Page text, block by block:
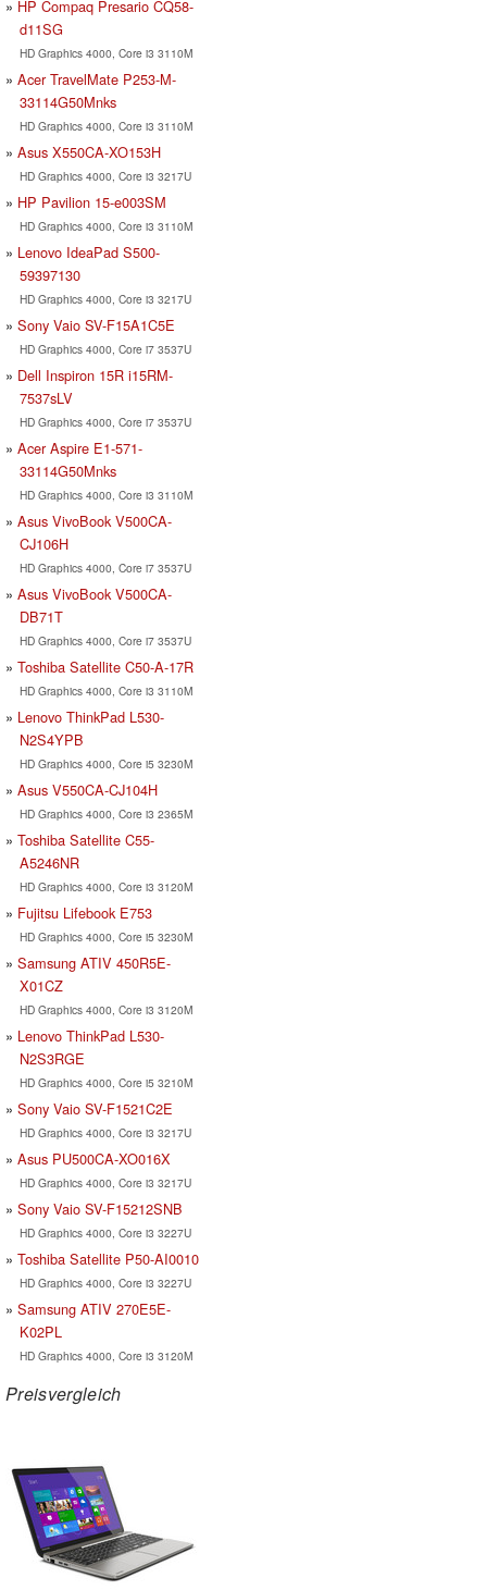
HP Compaq Presario CQ58-
d11SG
HD Graphics 4000, Core i3 3110M
Acer TravelMate P253-M-
33114G50Mnks
HD Graphics 4000, Core i3 3110M
Asus X550CA-XO153H
HD Graphics 4000, Core i3 3217U
HP Pavilion 15-e003SM
HD Graphics 4000, Core i3 3110M
Lenovo IdeaPad S500-
59397130
HD Graphics 4000, Core i3 3217U
Sony Vaio SV-F15A1C5E
HD Graphics 4000, Core i7 3537U
Dell Inspiron 15R i15RM-
7537sLV
HD Graphics 4000, Core i7 3537U
Acer Aspire E1-571-
33114G50Mnks
HD Graphics 4000, Core i3 3110M
Asus VivoBook V500CA-
CJ106H
HD Graphics 4000, Core i7 3537U
Asus VivoBook V500CA-
DB71T
HD Graphics 4000, Core i7 3537U
Toshiba Satellite C50-A-17R
HD Graphics 4000, Core i3 3110M
Lenovo ThinkPad L530-
N2S4YPB
HD Graphics 4000, Core i5 3230M
Asus V550CA-CJ104H
HD Graphics 4000, Core i3 2365M
Toshiba Satellite C55-
A5246NR
HD Graphics 4000, Core i3 3120M
Fujitsu Lifebook E753
HD Graphics 4000, Core i5 3230M
Samsung ATIV 450R5E-
X01CZ
HD Graphics 4000, Core i3 3120M
Lenovo ThinkPad L530-
N2S3RGE
HD Graphics 4000, Core i5 3210M
Sony Vaio SV-F1521C2E
HD Graphics 4000, Core i3 3217U
Asus PU500CA-XO016X
HD Graphics 4000, Core i3 3217U
Sony Vaio SV-F15212SNB
HD Graphics 4000, Core i3 3227U
Toshiba Satellite P50-AI0010
HD Graphics 4000, Core i3 3227U
Samsung ATIV 270E5E-
K02PL
HD Graphics 4000, Core i3 3120M
Preisvergleich